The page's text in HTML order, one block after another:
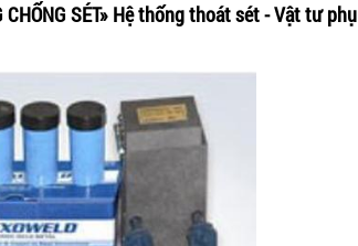
CHỐNG SÉT» Hệ thống thoát sét - Vật tư phụ